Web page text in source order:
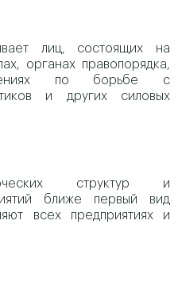
лиц, состоящих на
органах правопорядка,
по борьбе с
и других силовых
структур и
ближе первый вид
всех предприятиях и